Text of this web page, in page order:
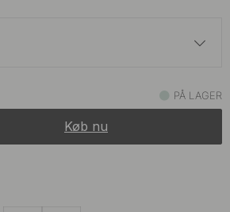
På lager
PÅ LAGER
Køb nu